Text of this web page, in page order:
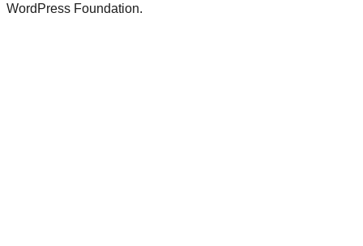
WordPress Foundation.